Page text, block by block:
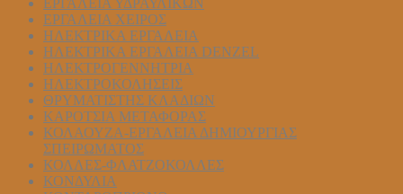
ΕΡΓΑΛΕΙΑ ΥΔΡΑΥΛΙΚΩΝ
ΕΡΓΑΛΕΙΑ ΧΕΙΡΟΣ
ΗΛΕΚΤΡΙΚΑ ΕΡΓΑΛΕΙΑ
ΗΛΕΚΤΡΙΚΑ ΕΡΓΑΛΕΙΑ DENZEL
ΗΛΕΚΤΡΟΓΕΝΝΗΤΡΙΑ
ΗΛΕΚΤΡΟΚΟΛΗΣΕΙΣ
ΘΡΥΜΑΤΙΣΤΗΣ ΚΛΑΔΙΩΝ
ΚΑΡΟΤΣΙΑ ΜΕΤΑΦΟΡΑΣ
ΚΟΛΑΟΥΖΑ-ΕΡΓΑΛΕΙΑ ΔΗΜΙΟΥΡΓΙΑΣ
ΣΠΕΙΡΩΜΑΤΟΣ
ΚΟΛΛΕΣ-ΦΛΑΤΖΟΚΟΛΛΕΣ
ΚΟΝΔΥΛΙΑ